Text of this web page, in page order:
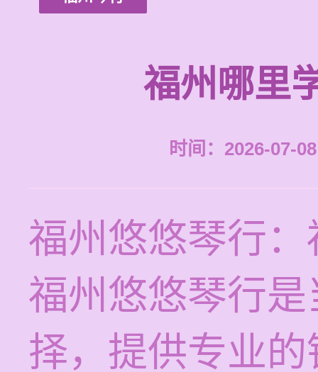
福州哪里
时间：2026-07-
福州悠悠琴行
福州悠悠琴行
择，提供专业